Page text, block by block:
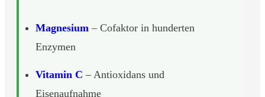
Magnesium – Cofaktor in hunderten
Enzymen
Vitamin C – Antioxidans und
Eisenaufnahme